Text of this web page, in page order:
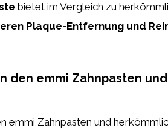
bietet im Vergleich zu
Plaque-Entfernung und
den emmi Zahnpasten und
emmi Zahnpasten und